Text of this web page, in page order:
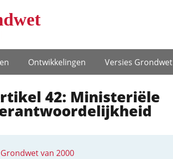
Ontwikke­lingen Versies Grondwet
42: Ministeriële
Grondwet van 2000